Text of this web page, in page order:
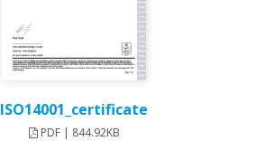
ISO14001_certificate
PDF | 844.92KB